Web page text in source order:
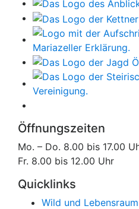
Öffnungszeiten
Mo. – Do. 8.00 bis 17.00
Fr. 8.00 bis 12.00 Uhr
Quicklinks
Wild und Lebensraum